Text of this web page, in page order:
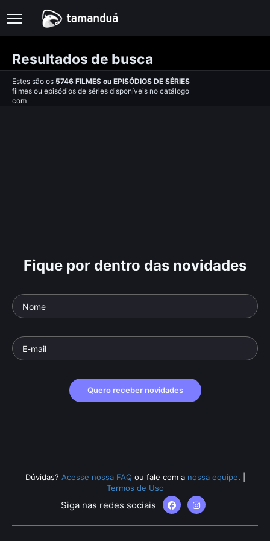
Resultados de busca
Estes são os 5746 FILMES ou EPISÓDIOS DE SÉRIES
filmes ou episódios de séries disponíveis no catálogo
com
Fique por dentro das novidades
Quero receber novidades
Dúvidas? Acesse nossa FAQ ou fale com a nossa equipe.
Termos de Uso
Siga nas redes sociais